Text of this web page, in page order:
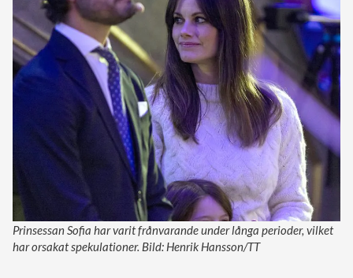
Prinsessan Sofia har varit frånvarande under långa perioder, vilket
har orsakat spekulationer. Bild: Henrik Hansson/TT